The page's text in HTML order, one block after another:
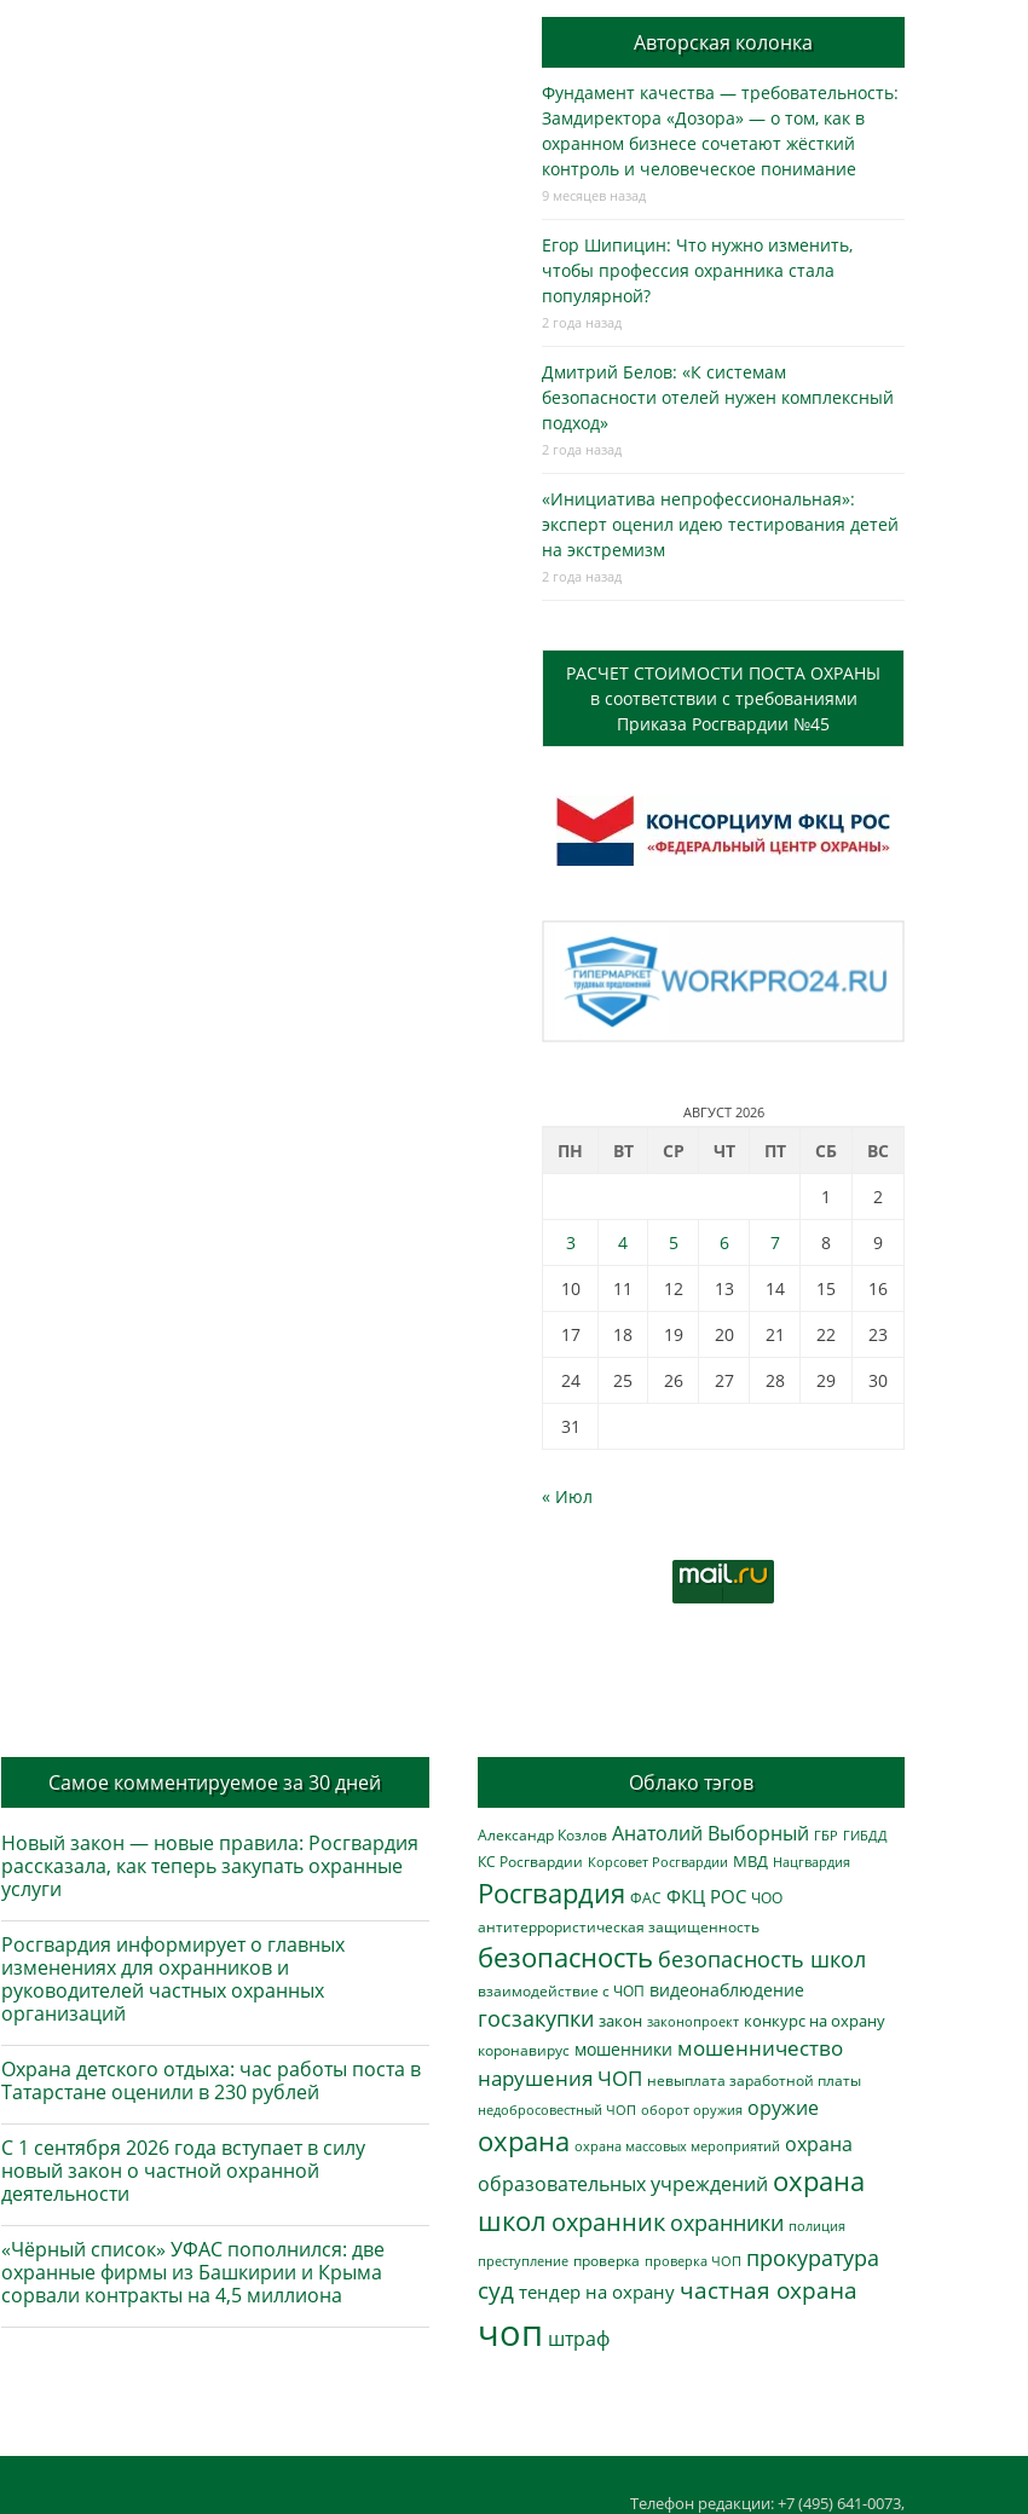
Авторская колонка
Фундамент качества — требовательность:
Замдиректора «Дозора» — о том, как в
охранном бизнесe сочетают жёсткий
контроль и человеческое понимание
9 месяцев назад
Егор Шипицин: Что нужно изменить,
чтобы профессия охранника стала
популярной?
2 года назад
Дмитрий Белов: «К системам
безопасности отелей нужен комплексный
подход»
2 года назад
«Инициатива непрофессиональная»:
эксперт оценил идею тестирования детей
на экстремизм
2 года назад
РАСЧЕТ СТОИМОСТИ ПОСТА ОХРАНЫ
в соответствии с требованиями
Приказа Росгвардии №45
АВГУСТ 2026
ПН ВТ СР ЧТ ПТ СБ
ВС
1
2
3
4 5 6 7 8
9
10
11 12 13 14 15
16
17
18 19 20 21 22
23
24
25 26 27 28 29
30
31
« Июл
Самое комментируемое за 30 дней
Новый закон — новые правила: Росгвардия
рассказала, как теперь закупать охранные
услуги
Росгвардия информирует о главных
изменениях для охранников и
руководителей частных охранных
организаций
Охрана детского отдыха: час работы поста в
Татарстане оценили в 230 рублей
С 1 сентября 2026 года вступает в силу
новый закон о частной охранной
деятельности
«Чёрный список» УФАС пополнился: две
охранные фирмы из Башкирии и Крыма
сорвали контракты на 4,5 миллиона
Облако тэгов
Александр Козлов Анатолий Выборный ГБР ГИБДД
КС Росгвардии Корсовет Росгвардии МВД Нацгвардия
Росгвардия ФАС ФКЦ РОС ЧОО
антитеррористическая защищенность
безопасность безопасность школ
взаимодействие с ЧОП видеонаблюдение
госзакупки закон законопроект конкурс на охрану
коронавирус мошенники мошенничество
нарушения ЧОП невыплата заработной платы
недобросовестный ЧОП оборот оружия оружие
охрана охрана массовых мероприятий охрана
образовательных учреждений охрана
школ охранник охранники полиция
преступление проверка проверка ЧОП прокуратура
суд тендер на охрану частная охрана
чоп штраф
Телефон редакции: +7 (495) 641-0073,